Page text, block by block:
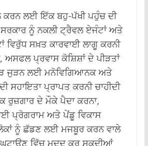
ਲਈ ਇੱਕ ਬਹੁ-ਪੱਖੀ ਪਹੁੰਚ ਦੀ
ਨੂੰ ਨਕਲੀ ਟ੍ਰੈਵਲ ਏਜੰਟਾਂ ਅਤੇ
ਵਿਰੁੱਧ ਸਖ਼ਤ ਕਾਰਵਾਈ ਲਾਗੂ ਕਰਨੀ
ਅਸਫਲ ਪ੍ਰਵਾਸ ਕੋਸ਼ਿਸ਼ਾਂ ਦੇ ਪੀੜਤਾਂ
ਜੁੜਨ ਲਈ ਮਨੋਵਿਗਿਆਨਕ ਅਤੇ
ਸਹਾਇਤਾ ਪ੍ਰਾਪਤ ਕਰਨੀ ਚਾਹੀਦੀ
ਰੁਜ਼ਗਾਰ ਦੇ ਮੌਕੇ ਪੈਦਾ ਕਰਨਾ,
ਪ੍ਰੋਗਰਾਮ ਅਤੇ ਪੇਂਡੂ ਵਿਕਾਸ
ਨੂੰ ਛੱਡਣ ਲਈ ਮਜਬੂਰ ਕਰਨ ਵਾਲੇ
ਘਟਾਉਣ ਵਿੱਚ ਮਦਦ ਕਰ ਸਕਦੀਆਂ